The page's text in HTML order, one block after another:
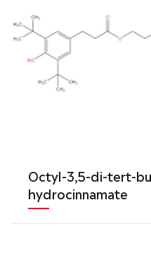
Octyl-3,5-di-tert-
hydrocinnamate